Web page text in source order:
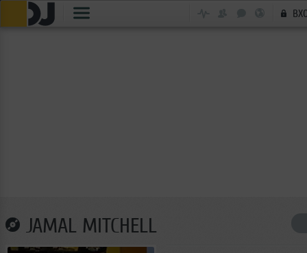
JAMAL MITCHELL